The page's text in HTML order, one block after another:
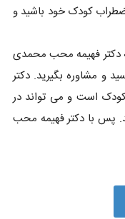
کودک خود باشید و
دکتر فهیمه محب محمدی
و مشاوره بگیرید. دکتر
است و می تواند در
پس با دکتر فهیمه محب